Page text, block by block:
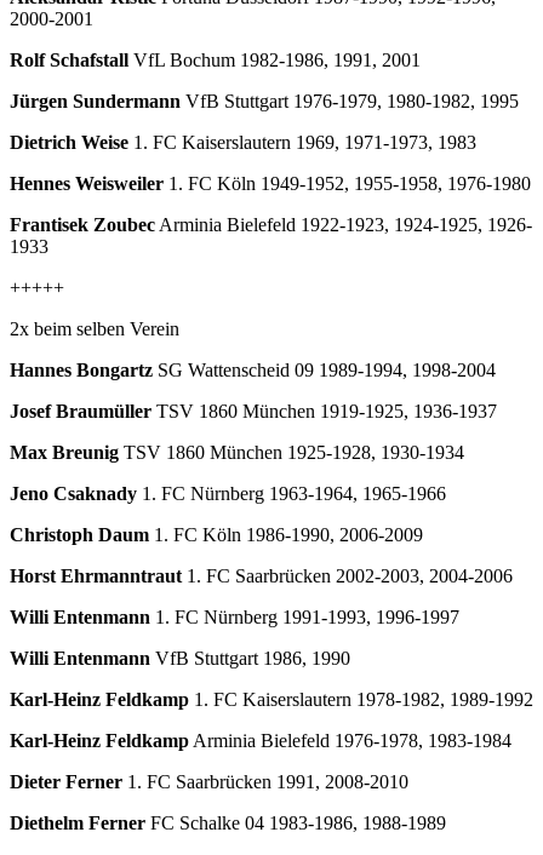
2000-2001
Rolf Schafstall VfL Bochum 1982-1986, 1991, 2001
Jürgen Sundermann VfB Stuttgart 1976-1979, 1980-1982, 1995
Dietrich Weise 1. FC Kaiserslautern 1969, 1971-1973, 1983
Hennes Weisweiler 1. FC Köln 1949-1952, 1955-1958, 1976-1980
Frantisek Zoubec Arminia Bielefeld 1922-1923, 1924-1925, 1926-
1933
+++++
2x beim selben Verein
Hannes Bongartz SG Wattenscheid 09 1989-1994, 1998-2004
Josef Braumüller TSV 1860 München 1919-1925, 1936-1937
Max Breunig TSV 1860 München 1925-1928, 1930-1934
Jeno Csaknady 1. FC Nürnberg 1963-1964, 1965-1966
Christoph Daum 1. FC Köln 1986-1990, 2006-2009
Horst Ehrmanntraut 1. FC Saarbrücken 2002-2003, 2004-2006
Willi Entenmann 1. FC Nürnberg 1991-1993, 1996-1997
Willi Entenmann VfB Stuttgart 1986, 1990
Karl-Heinz Feldkamp 1. FC Kaiserslautern 1978-1982, 1989-1992
Karl-Heinz Feldkamp Arminia Bielefeld 1976-1978, 1983-1984
Dieter Ferner 1. FC Saarbrücken 1991, 2008-2010
Diethelm Ferner FC Schalke 04 1983-1986, 1988-1989